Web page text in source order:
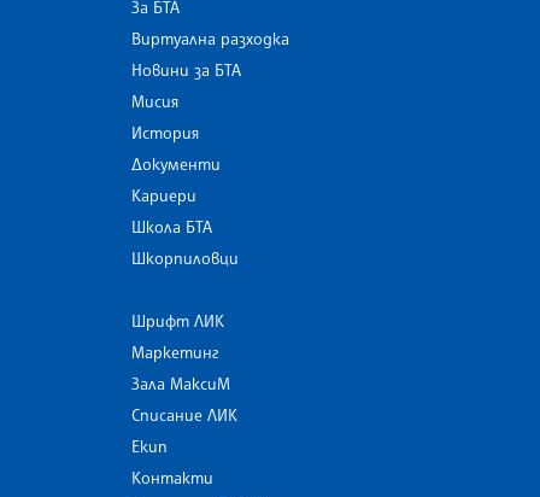
За БТА
Виртуална разходка
Новини за БТА
Мисия
История
Документи
Кариери
Школа БТА
Шкорпиловци
Шрифт ЛИК
Маркетинг
Зала МаксиМ
Списание ЛИК
Екип
Контакти